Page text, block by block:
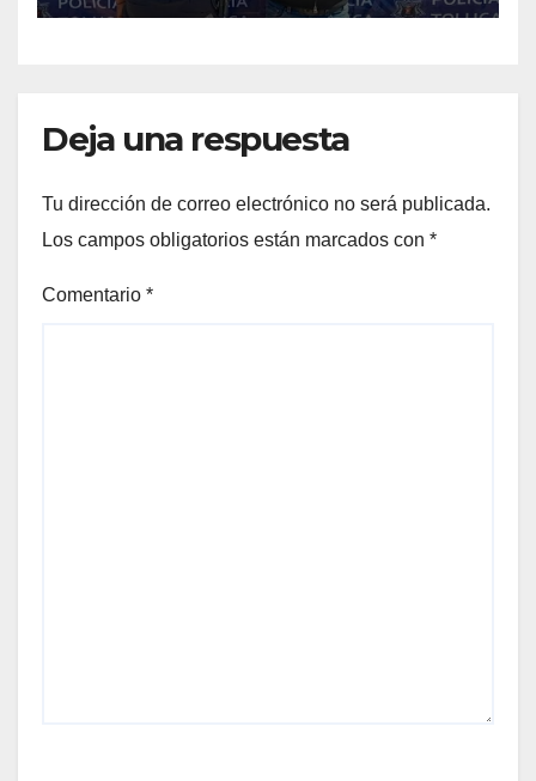
Deja una respuesta
Tu dirección de correo electrónico no será publicada.
Los campos obligatorios están marcados con *
Comentario *